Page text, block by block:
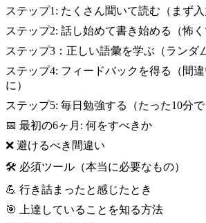
ステップ1: たくさん聞いて読む（まず入
ステップ2: 話し始めて書き始める（怖く
ステップ3：正しい語彙を学ぶ（ランダ
ステップ4: フィードバックを得る（間
に）
ステップ5: 毎日勉強する（たった10分で
📅 最初の6ヶ月: 何をすべきか
❌ 避けるべき間違い
🛠️ 必須ツール（本当に必要なもの）
💪 行き詰まったと感じたとき
🎯 上達していることを知る方法